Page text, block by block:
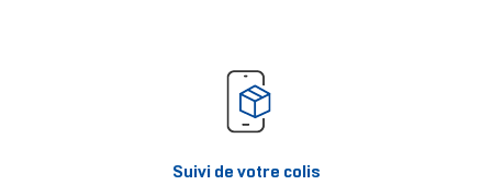
Suivi de votre colis